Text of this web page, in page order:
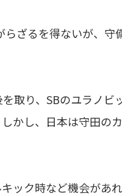
ざるを得ないが、守
取り、SBのユラノビ
かし、日本は守田の
ック時など機会があ